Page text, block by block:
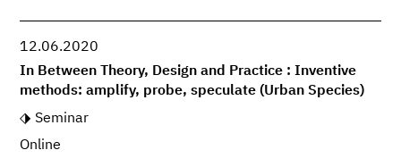
12.06.2020
In Between Theory, Design and Practice : Inventive
methods: amplify, probe, speculate (Urban Species)
Seminar
Online